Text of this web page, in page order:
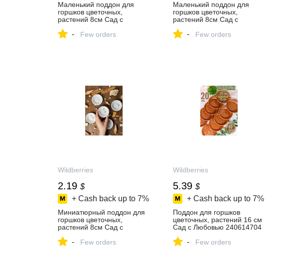
Маленький поддон для
горшков цветочных,
растений 8см Сад с
за 164 ₽ в
- Few orders
Маленький поддон для
горшков цветочных,
растений 8см Сад с
за 164 ₽ в
- Few orders
Wildberries
2.19 $
+ Cash back up to 7%
Миниатюрный поддон для
горшков цветочных,
растений 8см Сад с
за 164 ₽ в
- Few orders
Wildberries
5.39 $
+ Cash back up to 7%
Поддон для горшков
цветочных, растений 16 см
Сад с Любовью 240614704
интернет‑магазине
- Few orders